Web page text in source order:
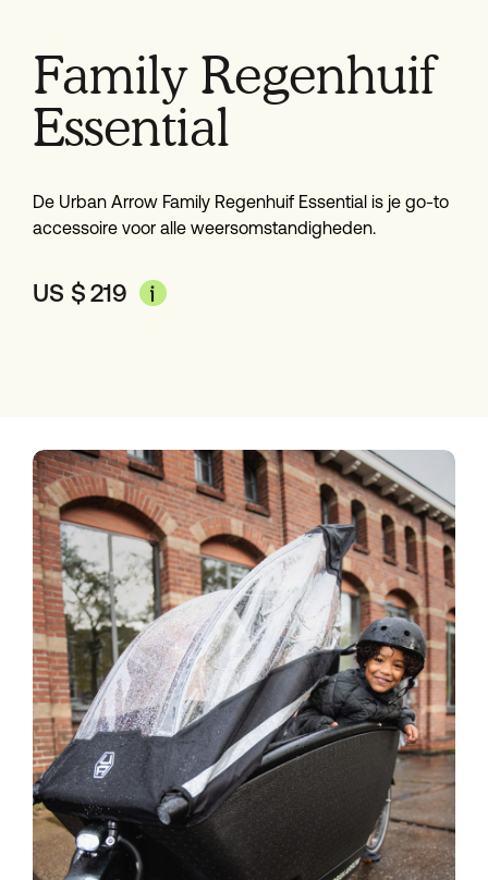
Family Regenhuif
Essential
De Urban Arrow Family Regenhuif Essential is je go-to
accessoire voor alle weersomstandigheden.
US $219
Family Regenhuif
Essential